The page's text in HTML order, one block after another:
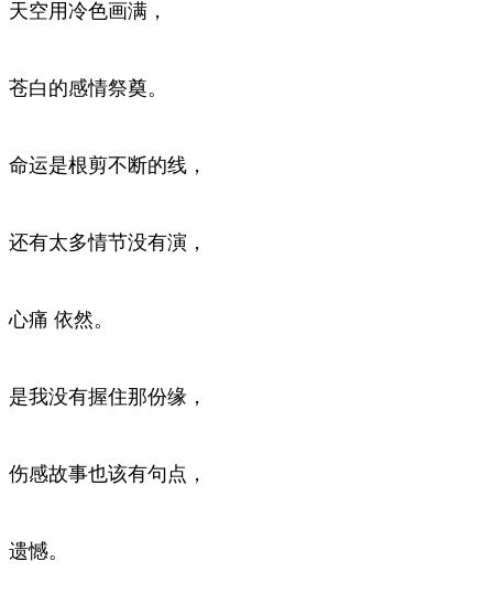
天空用冷色画满，
苍白的感情祭奠。
命运是根剪不断的线，
还有太多情节没有演，
心痛 依然。
是我没有握住那份缘，
伤感故事也该有句点，
遗憾。